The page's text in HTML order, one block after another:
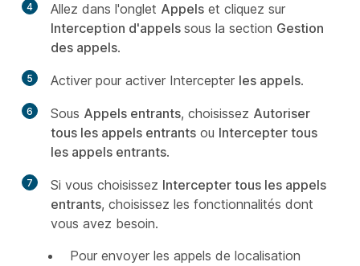
4 Allez dans l'onglet Appels et cliquez sur
Interception d'appels sous la section Gestion
des appels.
5 Activer pour activer Intercepter les appels.
6 Sous Appels entrants, choisissez Autoriser
tous les appels entrants ou Intercepter tous
les appels entrants.
7 Si vous choisissez Intercepter tous les appels
entrants, choisissez les fonctionnalités dont
vous avez besoin.
Pour envoyer les appels de localisation